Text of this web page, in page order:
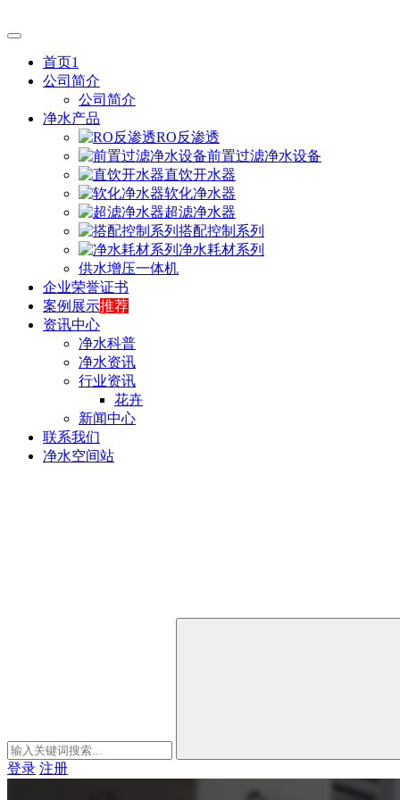
首页1
公司简介
公司简介
净水产品
RO反渗透
前置过滤净水设备
直饮开水器
软化净水器
超滤净水器
搭配控制系列
净水耗材系列
供水增压一体机
企业荣誉证书
案例展示推荐
资讯中心
净水科普
净水资讯
行业资讯
花卉
新闻中心
联系我们
净水空间站
登录 注册